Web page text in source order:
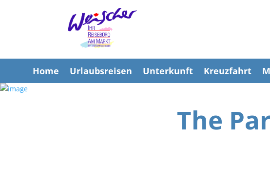
Home Urlaubsreisen Unterkunft Kreuzfahrt
The